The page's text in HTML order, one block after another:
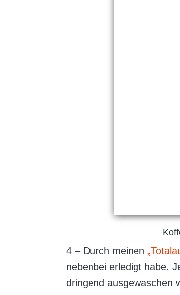
4 – Durch meinen
nebenbei erledigt habe.
dringend ausgewaschen